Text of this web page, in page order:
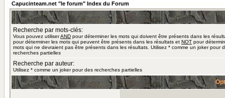
Capucinteam.net "le forum" Index du Forum
Recherche par mots-clés:
Vous pouvez utiliserAND pour déterminer les mots qui doivent être présents dans les
pour déterminer les mots qui peuvent être présents dans les résultats et NOT pour
mots qui ne devraient pas être présents dans les résultats. Utilisez * comme un joker pour
recherches partielles
Recherche par auteur:
Utilisez * comme un joker pour des recherches partielles